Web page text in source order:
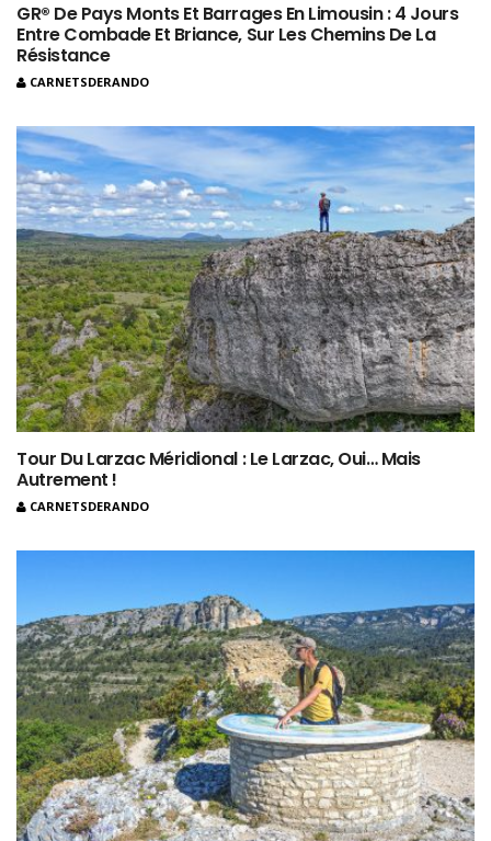
GR® De Pays Monts Et Barrages En Limousin : 4 Jours
Entre Combade Et Briance, Sur Les Chemins De La
Résistance
CARNETSDERANDO
Tour Du Larzac Méridional : Le Larzac, Oui… Mais
Autrement !
CARNETSDERANDO